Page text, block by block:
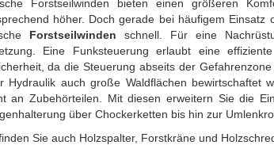
Forstseilwinden bieten einen größeren
höher. Doch gerade bei häufigem
Forstseilwinden schnell. Für eine
Eine Funksteuerung erlaubt eine
da die Steuerung abseits der
Hydraulik auch große Waldflächen
an Zubehörteilen. Mit diesen erweitern Sie die
über Chockerketten bis hin zur
Sie auch Holzspalter, Forstkräneund